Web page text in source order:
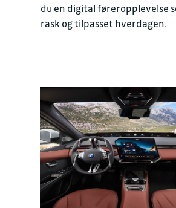
du en digital føreropplevelse
rask og tilpasset hverdagen.